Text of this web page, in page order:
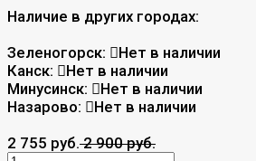
Наличие в других городах:
Зеленогорск:
Нет в наличии
Канск:
Нет в наличии
Минусинск:
Нет в наличии
Назарово:
Нет в наличии
2 755 руб.2 900 руб.